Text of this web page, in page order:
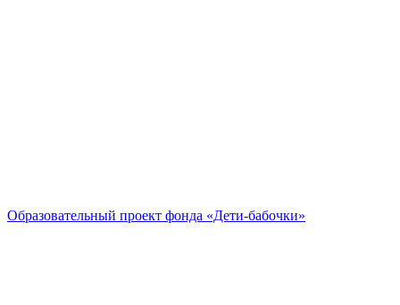
Образовательный проект фонда «Дети-бабочки»